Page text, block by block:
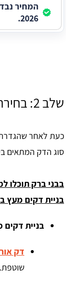
המחיר
2026.
שלב 2: בחירת סוג הדק
כעת לאחר
סוג הדק המתאים
בבני ברק תוכלו
בניית דקים מעץ
בניית
דק
שוטפת.